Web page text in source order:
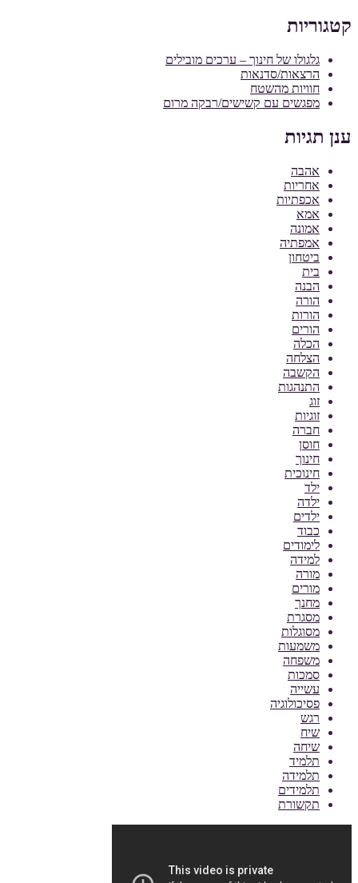
קטגוריות
גלגולו של חינוך – ערכים מובילים
הרצאות/סדנאות
חוויות מהשטח
מפגשים עם קשישים/רבקה מרום
ענן תגיות
אהבה
אחריות
אכפתיות
אמא
אמונה
אמפתיה
ביטחון
בית
הבנה
הורה
הורות
הורים
הכלה
הצלחה
הקשבה
התנהגות
זוג
זוגיות
חברה
חוסן
חינוך
חינוכית
ילד
ילדה
ילדים
כבוד
לימודים
למידה
מורה
מורים
מחנך
מסגרת
מסוגלות
משמעות
משפחה
סמכות
עשייה
פסיכולוגיה
רגש
שיח
שיחה
תלמיד
תלמידה
תלמידים
תקשורת